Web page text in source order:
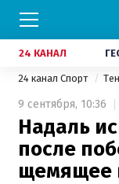
24 КАНАЛ
24 канал Спорт
9 сентября, 10:36
Надаль
после
щемящее